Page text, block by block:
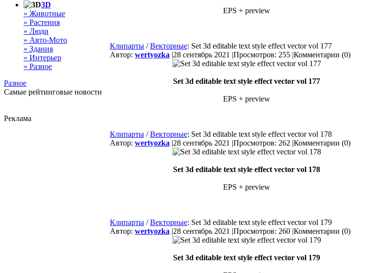
3D
» Животные
» Растения
» Люди
» Авто-Мото
» Здания
» Интерьер
» Разное
Разное
Самые рейтинговые новости
Реклама
EPS + preview
Клипарты /Векторные: Set 3d editable text style effect vector vol 177
Автор: wertyozka |28 сентябрь 2021 |Просмотров: 255 |Комментарии (0)
Set 3d editable text style effect vector vol 177
EPS + preview
Клипарты /Векторные: Set 3d editable text style effect vector vol 178
Автор: wertyozka |28 сентябрь 2021 |Просмотров: 262 |Комментарии (0)
Set 3d editable text style effect vector vol 178
EPS + preview
Клипарты /Векторные: Set 3d editable text style effect vector vol 179
Автор: wertyozka |28 сентябрь 2021 |Просмотров: 260 |Комментарии (0)
Set 3d editable text style effect vector vol 179